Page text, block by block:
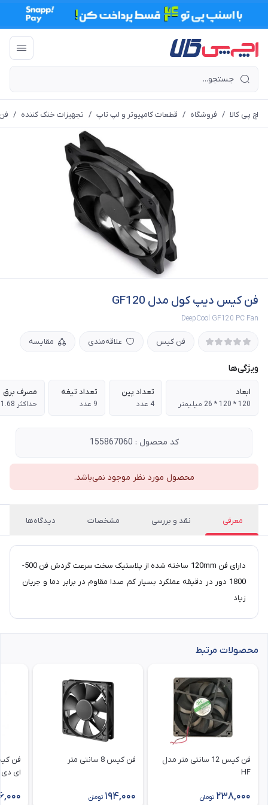
اچ پی کالا / فروشگاه / قطعات کامپیوتر و لپ تاپ / تجهیزات خنک کننده /
فن کیس دیپ کول مدل GF120
DeepCool GF120 PC Fan
فن کیس علاقه‌مندی مقایسه
ویژگی‌ها
ابعاد
120 * 120 * 26 میلیمتر
تعداد پین
4 عدد
تعداد تیغه
9 عدد
مصرف برق
حداکثر 1.68 وات
کد محصول : 155867060
محصول مورد نظر موجود نمی‌باشد.
معرفی نقد و بررسی مشخصات دیدگاه‌ها
دارای فن 120mm ساخته شده از پلاستیک سخت سرعت گردش فن 500-
1800 دور در دقیقه عملکرد بسیار کم‌ صدا مقاوم در برابر دما و جریان
زیاد
محصولات مرتبط
فن کیس 12 سانتی متر مدل
HF
238,000 تومان
فن کیس 8 سانتی متر
194,000 تومان
ای